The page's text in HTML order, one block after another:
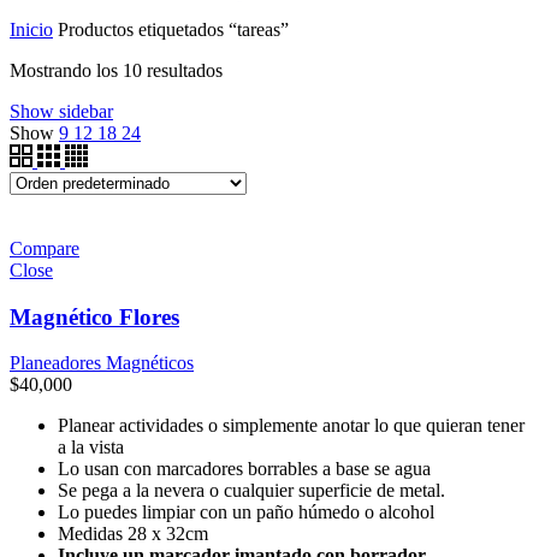
Inicio Productos etiquetados “tareas”
Mostrando los 10 resultados
Show sidebar
Show 9 12 18 24
Compare
Close
Magnético Flores
Planeadores Magnéticos
$40,000
Planear actividades o simplemente anotar lo que quieran tener
a la vista
Lo usan con marcadores borrables a base se agua
Se pega a la nevera o cualquier superficie de metal.
Lo puedes limpiar con un paño húmedo o alcohol
Medidas 28 x 32cm